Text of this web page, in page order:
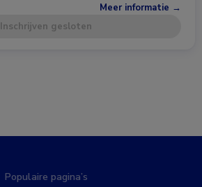
Meer informatie →
Inschrijven gesloten
Populaire pagina’s